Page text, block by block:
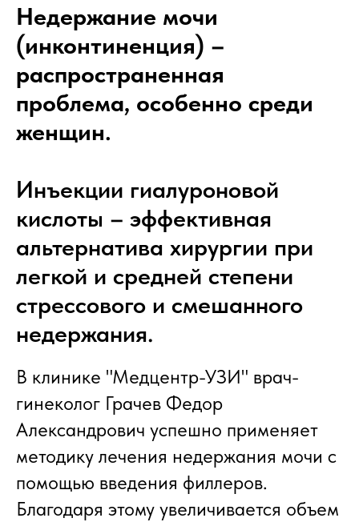
Недержание мочи
(инконтиненция) –
распространенная
проблема, особенно среди
женщин.
Инъекции гиалуроновой
кислоты – эффективная
альтернатива хирургии при
легкой и средней степени
стрессового и смешанного
недержания.
В клинике "Медцентр-УЗИ" врач-
гинеколог Грачев Федор
Александрович успешно применяет
методику лечения недержания мочи с
помощью введения филлеров.
Благодаря этому увеличивается объем